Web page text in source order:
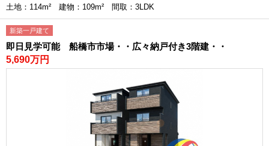
土地：114m² 建物：109m² 間取：3LDK
新築一戸建て
即日見学可能 船橋市市場・・広々納戸付き3階建・・
5,690万円